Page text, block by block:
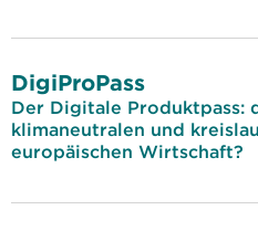
DigiProPass
Der Digitale Produktpass:
klimaneutralen und
europäischen Wirtschaft?